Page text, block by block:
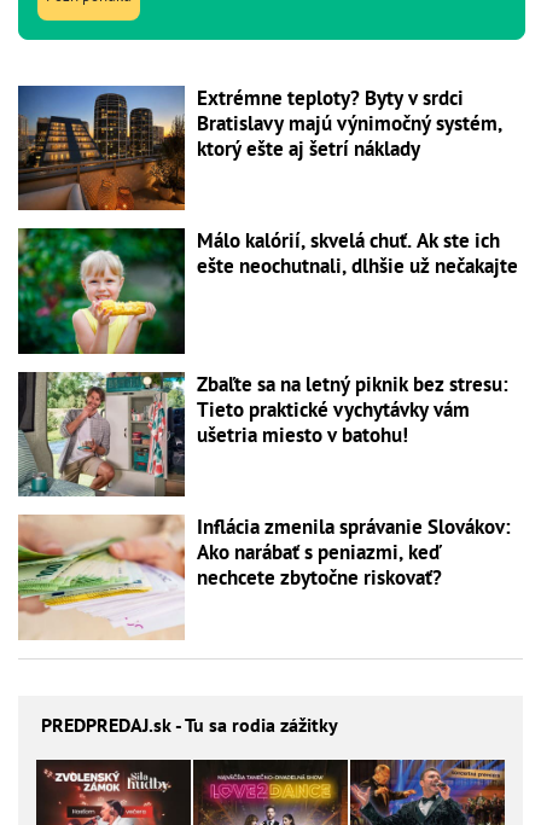
Extrémne teploty? Byty v srdci
Bratislavy majú výnimočný systém,
ktorý ešte aj šetrí náklady
Málo kalórií, skvelá chuť. Ak ste ich
ešte neochutnali, dlhšie už nečakajte
Zbaľte sa na letný piknik bez stresu:
Tieto praktické vychytávky vám
ušetria miesto v batohu!
Inflácia zmenila správanie Slovákov:
Ako narábať s peniazmi, keď
nechcete zbytočne riskovať?
PREDPREDAJ.sk - Tu sa rodia zážitky